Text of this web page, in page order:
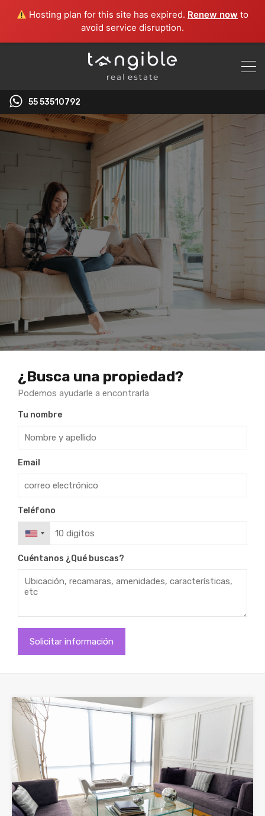
Hosting plan for this site has expired. Renew now to
avoid service disruption.
55 53510792‬
¿Busca una propiedad?
Podemos ayudarle a encontrarla
Tu nombre
Email
Teléfono
Cuéntanos ¿Qué buscas?